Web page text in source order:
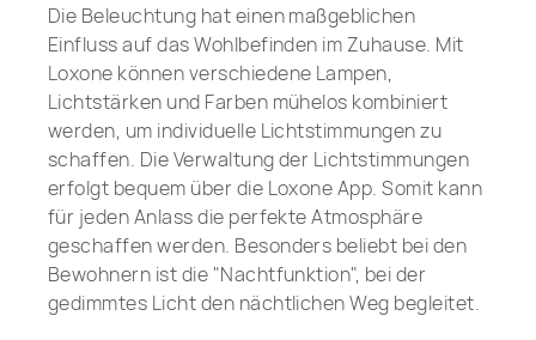
Die Beleuchtung hat einen maßgeblichen
Einfluss auf das Wohlbefinden im Zuhause. Mit
Loxone können verschiedene Lampen,
Lichtstärken und Farben mühelos kombiniert
werden, um individuelle Lichtstimmungen zu
schaffen. Die Verwaltung der Lichtstimmungen
erfolgt bequem über die Loxone App. Somit kann
für jeden Anlass die perfekte Atmosphäre
geschaffen werden. Besonders beliebt bei den
Bewohnern ist die "Nachtfunktion", bei der
gedimmtes Licht den nächtlichen Weg begleitet.